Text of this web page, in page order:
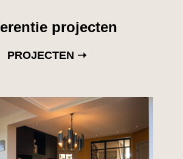
projecten
PROJECTEN ➝